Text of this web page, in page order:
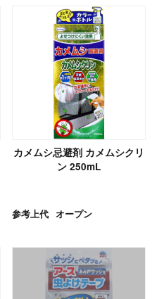
カメムシ忌避剤 カメムシクリ
ン 250mL
参考上代 オープン